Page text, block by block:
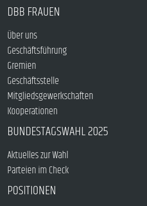
DBB FRAUEN
Über uns
Geschäftsführung
Gremien
Geschäftsstelle
Mitgliedsgewerkschaften
Kooperationen
BUNDESTAGSWAHL 2025
Aktuelles zur Wahl
Parteien im Check
POSITIONEN